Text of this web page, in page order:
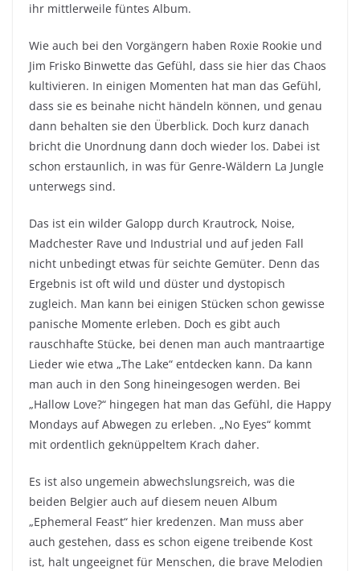
ihr mittlerweile füntes Album.
Wie auch bei den Vorgängern haben Roxie Rookie und
Jim Frisko Binwette das Gefühl, dass sie hier das Chaos
kultivieren. In einigen Momenten hat man das Gefühl,
dass sie es beinahe nicht händeln können, und genau
dann behalten sie den Überblick. Doch kurz danach
bricht die Unordnung dann doch wieder los. Dabei ist
schon erstaunlich, in was für Genre-Wäldern La Jungle
unterwegs sind.
Das ist ein wilder Galopp durch Krautrock, Noise,
Madchester Rave und Industrial und auf jeden Fall
nicht unbedingt etwas für seichte Gemüter. Denn das
Ergebnis ist oft wild und düster und dystopisch
zugleich. Man kann bei einigen Stücken schon gewisse
panische Momente erleben. Doch es gibt auch
rauschhafte Stücke, bei denen man auch mantraartige
Lieder wie etwa „The Lake“ entdecken kann. Da kann
man auch in den Song hineingesogen werden. Bei
„Hallow Love?“ hingegen hat man das Gefühl, die Happy
Mondays auf Abwegen zu erleben. „No Eyes“ kommt
mit ordentlich geknüppeltem Krach daher.
Es ist also ungemein abwechslungsreich, was die
beiden Belgier auch auf diesem neuen Album
„Ephemeral Feast“ hier kredenzen. Man muss aber
auch gestehen, dass es schon eigene treibende Kost
ist, halt ungeeignet für Menschen, die brave Melodien